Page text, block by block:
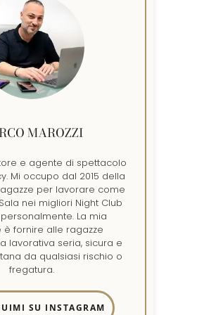
MAROZZI
e agente di spettacolo
Mi occupo dal 2015 della
per lavorare come
nei migliori Night Club
La mia
è fornire alle ragazze
lavorativa seria, sicura e
da qualsiasi rischio o
fregatura.
SU INSTAGRAM